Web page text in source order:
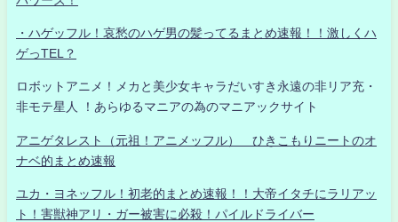
・ハゲッフル！哀愁のハゲ男の髪ってるまとめ速報！！激しくハ
ゲっTEL？
ロボットアニメ！メカと美少女キャラだいすき永遠の非リア充・
非モテ星人 ！あらゆるマニアの為のマニアックサイト
アニゲタレスト（元祖！アニメッフル） ひきこもりニートのオ
ナベ的まとめ速報
ユカ・ヨネッフル！初老的まとめ速報！！大帝イタチにラリアッ
ト！害獣神アリ・ガー被害に必殺！パイルドライバー